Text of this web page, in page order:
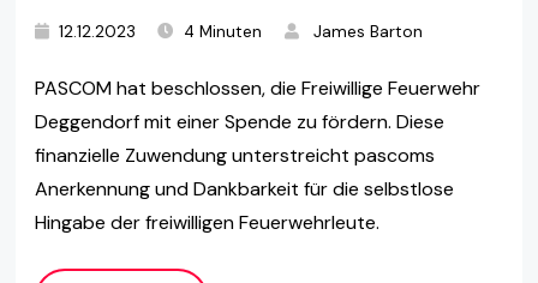
12.12.2023 4 Minuten James Barton
PASCOM hat beschlossen, die Freiwillige Feuerwehr
Deggendorf mit einer Spende zu fördern. Diese
finanzielle Zuwendung unterstreicht pascoms
Anerkennung und Dankbarkeit für die selbstlose
Hingabe der freiwilligen Feuerwehrleute.